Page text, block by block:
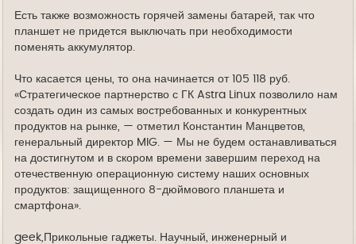
Есть также возможность горячей замены батарей, так что
планшет не придется выключать при необходимости
поменять аккумулятор.
Что касается цены, то она начинается от 105 118 руб.
«Стратегическое партнерство с ГК Astra Linux позволило нам
создать один из самых востребованных и конкурентных
продуктов на рынке, — отметил Константин Манцветов,
генеральный директор MIG. — Мы не будем останавливаться
на достигнутом и в скором времени завершим переход на
отечественную операционную систему наших основных
продуктов: защищенного 8-дюймового планшета и
смартфона».
geek,Прикольные гаджеты. Научный, инженерный и